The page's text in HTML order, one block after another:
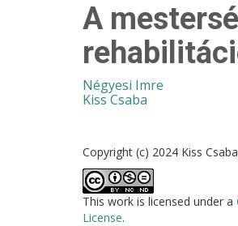
A
Négyesi Imre
Kiss Csaba
Copyright (c) 2024 Kiss
This work is licensed under a
License.